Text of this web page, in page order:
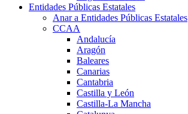
Entidades Públicas Estatales
Anar a Entidades Públicas Estatales
CCAA
Andalucía
Aragón
Baleares
Canarias
Cantabria
Castilla y León
Castilla-La Mancha